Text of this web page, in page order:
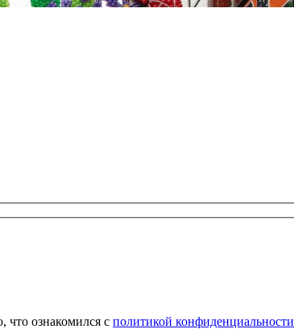
что ознакомился с политикой конфиденциальности